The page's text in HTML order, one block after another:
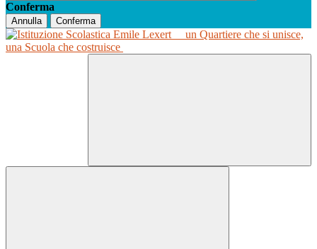
Conferma
Annulla Conferma
un Quartiere che si unisce,
una Scuola che costruisce